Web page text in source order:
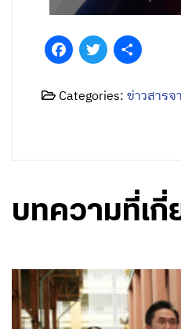
FacebookTwitter
Categories:ข่าวสาร
บทความที่เกี่